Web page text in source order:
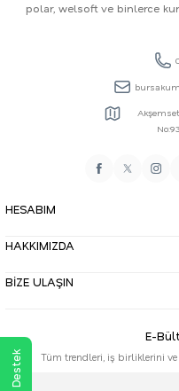
polar, welsoft ve binlerce
HESABIM
HAKKIMIZDA
BİZE ULAŞIN
E-
Tüm trendleri, iş birliklerini ve